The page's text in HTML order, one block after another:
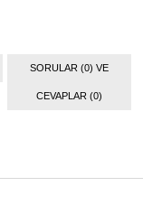
SORULAR (0) VE
CEVAPLAR (0)